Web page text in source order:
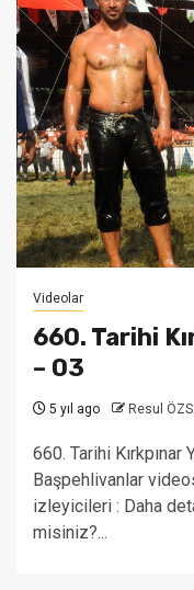
Videolar
660. Tarihi
– 03
5 yıl ago Resul
660. Tarihi Kırkpınar
Başpehlivanlar
izleyicileri : Daha
misiniz?...